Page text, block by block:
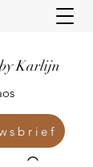
Karlijn